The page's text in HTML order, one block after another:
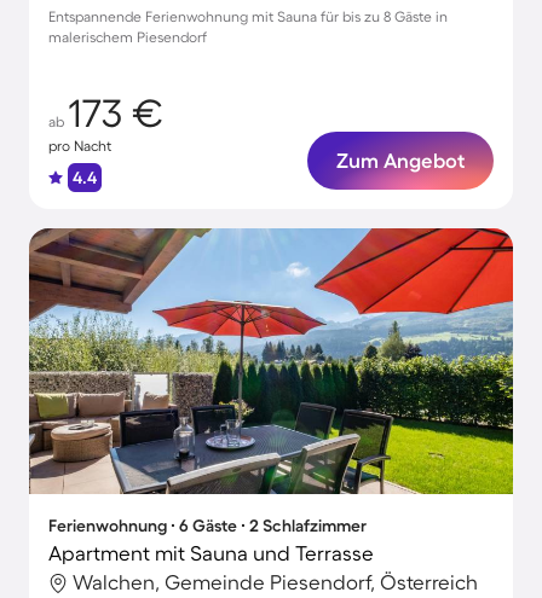
Entspannende Ferienwohnung mit Sauna für bis zu 8 Gäste in
malerischem Piesendorf
ab 173 €
pro Nacht
4.4
Zum Angebot
Ferienwohnung ∙ 6 Gäste ∙ 2 Schlafzimmer
Apartment mit Sauna und Terrasse
Walchen, Gemeinde Piesendorf, Österreich